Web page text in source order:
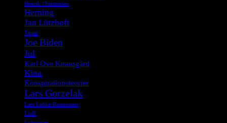
Henrik Christensen
Herning
Jan Lützhøft
Japan
Joe Biden
Jul
Karl Ove Knausgård
Kina
Konspirationsteorier
Lars Gorzelak
Lars Løkke Rasmussen
Lidl